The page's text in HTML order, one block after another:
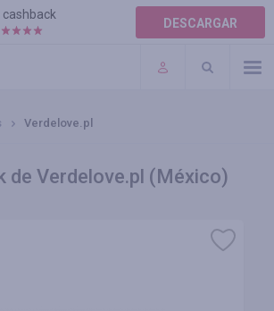
DESCARGAR
Verdelove.pl
de Verdelove.pl (México)